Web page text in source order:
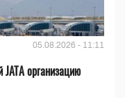
05.08.2026 - 11:11
организацию